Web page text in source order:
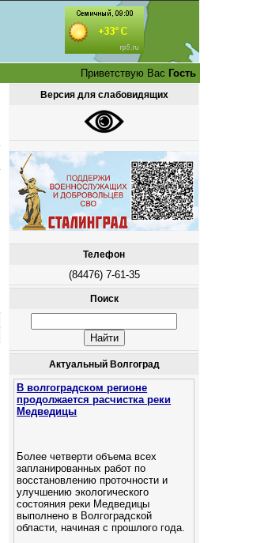
Приветствую Вас Гость
Версия для слабовидящих
Телефон
(84476) 7-61-35
Поиск
Актуальный Волгоград
В волгоградском регионе
продолжается расчистка реки
Медведицы
Более четверти объема всех
запланированных работ по
восстановлению проточности и
улучшению экологического
состояния реки Медведицы
выполнено в Волгоградской
области, начиная с прошлого года.